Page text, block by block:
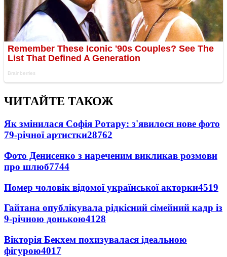
ЧИТАЙТЕ ТАКОЖ
Як змінилася Софія Ротару: з'явилося нове фото
79-річної артистки28762
Фото Денисенко з нареченим викликав розмови
про шлюб7744
Помер чоловік відомої української акторки4519
Гайтана опублікувала рідкісний сімейний кадр із
9-річною донькою4128
Вікторія Бекхем похизувалася ідеальною
фігурою4017